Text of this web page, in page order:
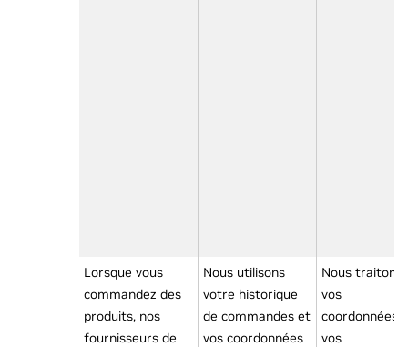
Lorsque vous
commandez des
produits, nos
fournisseurs de
Nous utilisons
votre historique
de commandes et
vos coordonnées
Nous traitons
vos
coordonnées
vos